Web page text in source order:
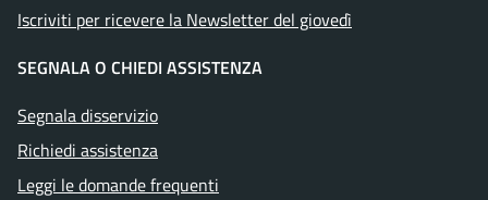
Iscriviti per ricevere la Newsletter del giovedì
SEGNALA O CHIEDI ASSISTENZA
Segnala disservizio
Richiedi assistenza
Leggi le domande frequenti